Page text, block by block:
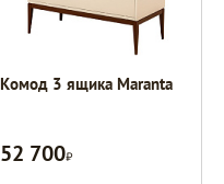
Комод 3 ящика Maranta
52 700Р